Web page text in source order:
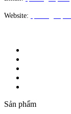
Website:
Sản phẩm